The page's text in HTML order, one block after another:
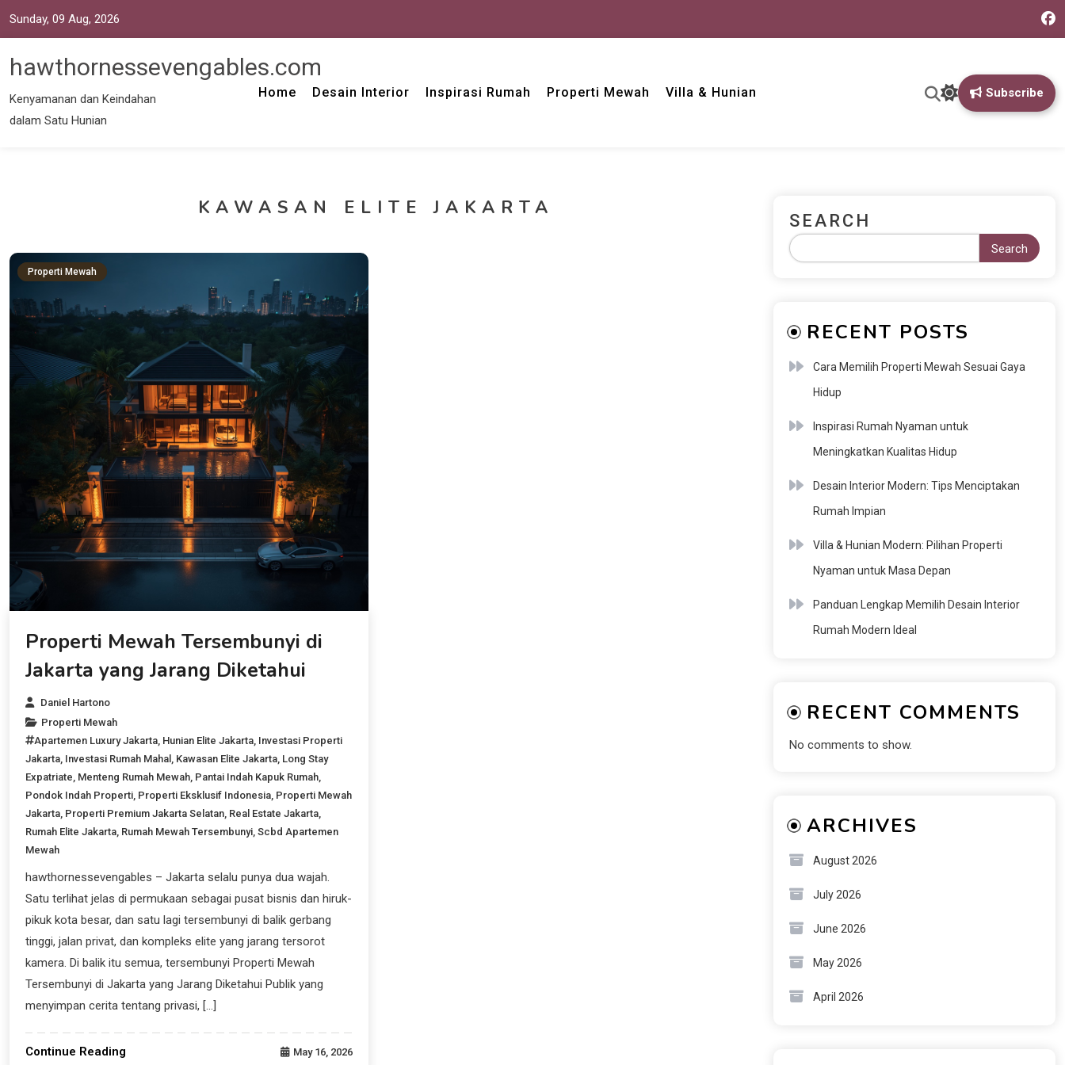
Sunday, 09 Aug, 2026
hawthornessevengables.com
Kenyamanan dan Keindahan
dalam Satu Hunian
Home Desain Interior Inspirasi Rumah Properti Mewah Villa & Hunian Subscribe
KAWASAN ELITE JAKARTA
Properti Mewah
Properti Mewah Tersembunyi di
Jakarta yang Jarang Diketahui
Daniel Hartono
Properti Mewah
Apartemen Luxury Jakarta, Hunian Elite Jakarta, Investasi Properti
Jakarta, Investasi Rumah Mahal , Kawasan Elite Jakarta, Long Stay
Expatriate, Menteng Rumah Mewah, Pantai Indah Kapuk Rumah,
Pondok Indah Properti, Properti Eksklusif Indonesia, Properti Mewah
Jakarta, Properti Premium Jakarta Selatan, Real Estate Jakarta,
Rumah Elite Jakarta, Rumah Mewah Tersembunyi,Scbd Apartemen
Mewah
hawthornessevengables – Jakarta selalu punya dua wajah.
Satu terlihat jelas di permukaan sebagai pusat bisnis dan hiruk-
pikuk kota besar, dan satu lagi tersembunyi di balik gerbang
tinggi, jalan privat, dan kompleks elite yang jarang tersorot
kamera. Di balik itu semua, tersembunyi Properti Mewah
Tersembunyi di Jakarta yang Jarang Diketahui Publik yang
menyimpan cerita tentang privasi, […]
Continue Reading May 16, 2026
SEARCH
Search
RECENT POSTS
Cara Memilih Properti Mewah Sesuai Gaya
Hidup
Inspirasi Rumah Nyaman untuk
Meningkatkan Kualitas Hidup
Desain Interior Modern: Tips Menciptakan
Rumah Impian
Villa & Hunian Modern: Pilihan Properti
Nyaman untuk Masa Depan
Panduan Lengkap Memilih Desain Interior
Rumah Modern Ideal
RECENT COMMENTS
No comments to show.
ARCHIVES
August 2026
July 2026
June 2026
May 2026
April 2026